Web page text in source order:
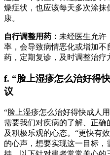
燥症状，也应该每天多次涂
康。
自行调整用药： 未经医生允许
率，会导致病情恶化或增加不
药，定期复诊，及时调整治疗
f. “脸上湿疹怎么治好得
议
“脸上湿疹怎么治好得快成人
需要我们对疾病的了解、正
及积极乐观的心态。“更快有
的心声，想要实现这一目标